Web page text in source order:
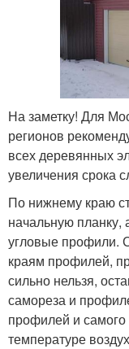
На заметку! Для
регионов
всех деревянных
увеличения срока
По нижнему краю
начальную
угловые профили.
краям профилей,
сильно нельзя,
самореза и
профилей и самого
температуре